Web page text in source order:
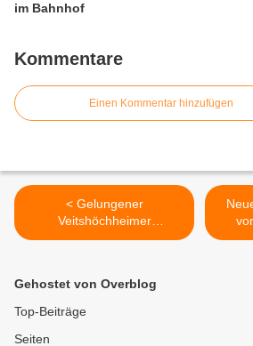
im Bahnhof
Kommentare
Einen Kommentar hinzufügen
< Gelungener
Veitshöchheimer
Fahrradtag trotz
Gehostet von Overblog
Top-Beiträge
Seiten